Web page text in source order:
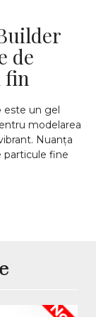
de
fin
este un gel
modelarea
Nuanța
particule fine
adaugă un
în lampa